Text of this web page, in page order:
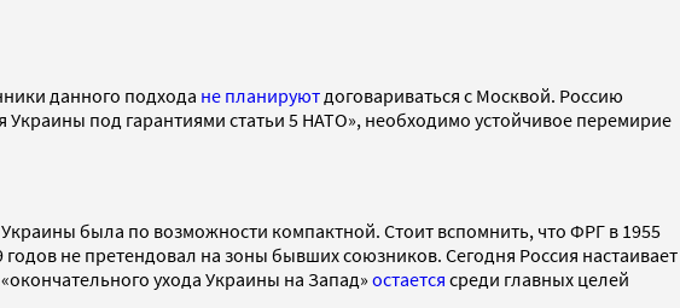
данного подхода не планируютдоговариваться с Москвой. Россию
под гарантиями статьи 5 НАТО», необходимо устойчивое перемирие
была по возможности компактной. Стоит вспомнить, что ФРГ в 1955
не претендовал на зоны бывших союзников. Сегодня Россия настаивает
ухода Украины на Запад» остается среди главных целей